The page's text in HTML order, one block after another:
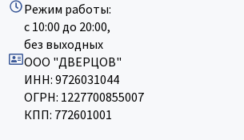
Режим работы:
с 10:00 до 20:00,
без выходных
ООО "ДВЕРЦОВ"
ИНН: 9726031044
ОГРН: 1227700855007
КПП: 772601001